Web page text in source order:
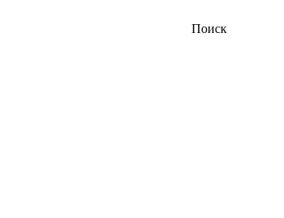
Поиск